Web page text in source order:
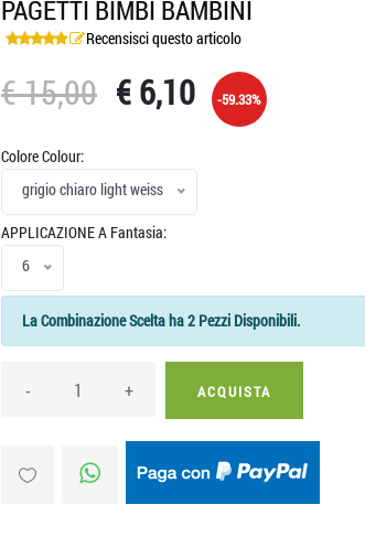
PAGETTI BIMBI BAMBINI
Recensisci questo articolo
€ 15,00 € 6,10 -59.33%
Colore Colour:
grigio chiaro light weiss
APPLICAZIONE A Fantasia:
6
La Combinazione Scelta ha 2 Pezzi Disponibili.
- + ACQUISTA